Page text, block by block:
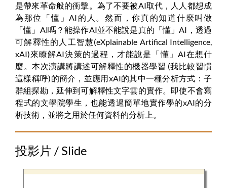
是帶來革命般的衝擊。為了不要被AI取代，人人都想成
為那位「懂」AI的人。然而，你真的知道什麼叫做
「懂」AI嗎？能操作AI並不能說是真的「懂」AI，透過
可解釋性的人工智慧(eXplainable Artifical Intelligence,
xAI)來瞭解AI決策的過程，才能說是「懂」AI在想什
麼。本次演講將講述可解釋性的機器學習 (我比較習慣
這樣稱呼)的簡介，並應用xAI的其中一種分析方式：子
群組探勘，延伸到可解釋性文字雲的實作。即使不會寫
程式的文學院學生，也能透過簡單地實作學的xAI的分
析技術，並將之用於任何資料的分析上。
投影片 / Slide